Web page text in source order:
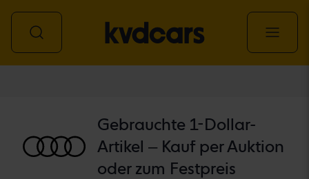
Gebrauchte 1-Dollar-
Artikel – Kauf per Auktion
oder zum Festpreis